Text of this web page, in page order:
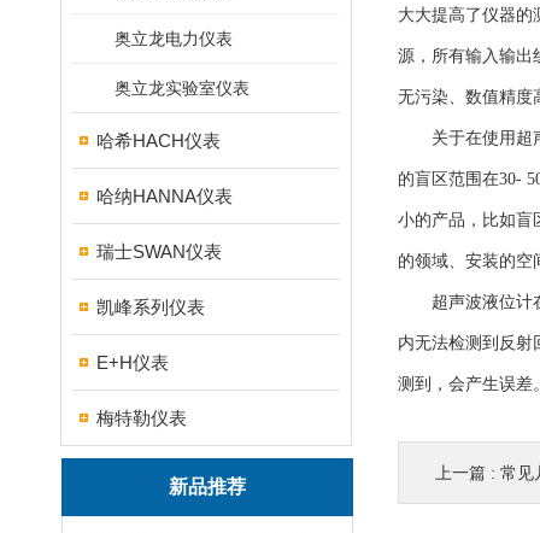
奥立龙电力仪表
奥立龙实验室仪表
哈希HACH仪表
哈纳HANNA仪表
瑞士SWAN仪表
凯峰系列仪表
E+H仪表
梅特勒仪表
新品推荐
大大提高了仪器的
源，所有输入输出
无污染、数值精度
关于在使用超声
的盲区范围在30-
小的产品，比如盲
的领域、安装的空
超声波液位计在
内无法检测到反射
测到，会产生误差
上一篇 : 常见